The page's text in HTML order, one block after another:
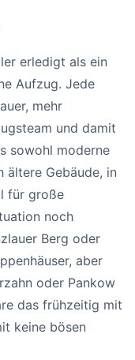
erledigt als ein
Aufzug. Jede
mehr
und damit
sowohl moderne
ältere Gebäude, in
für große
noch
Berg oder
aber
oder Pankow
das frühzeitig mit
keine bösen